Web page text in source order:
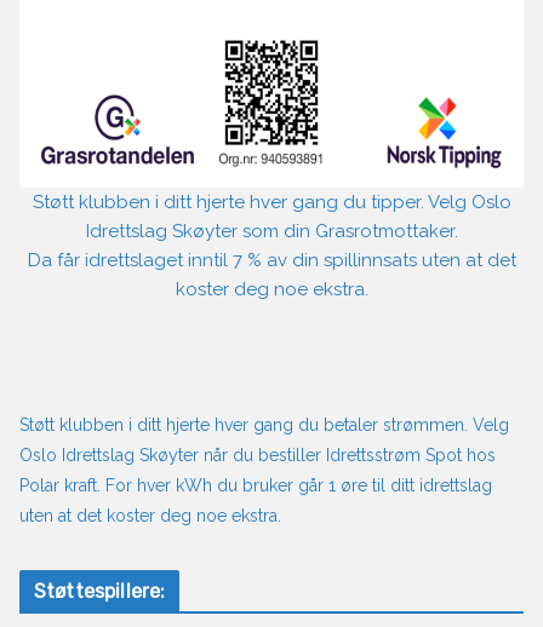
Støtt klubben i ditt hjerte hver gang du tipper. Velg Oslo
Idrettslag Skøyter som din Grasrotmottaker.
Da får idrettslaget inntil 7 % av din spillinnsats uten at det
koster deg noe ekstra.
Støtt klubben i ditt hjerte hver gang du betaler strømmen. Velg
Oslo Idrettslag Skøyter når du bestiller Idrettsstrøm Spot hos
Polar kraft. For hver kWh du bruker går 1 øre til ditt idrettslag
uten at det koster deg noe ekstra.
Støttespillere: